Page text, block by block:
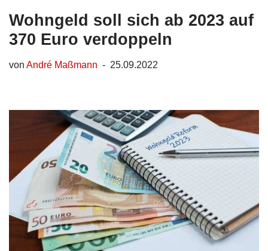
Wohngeld soll sich ab 2023 auf
370 Euro verdoppeln
von André Maßmann 25.09.2022